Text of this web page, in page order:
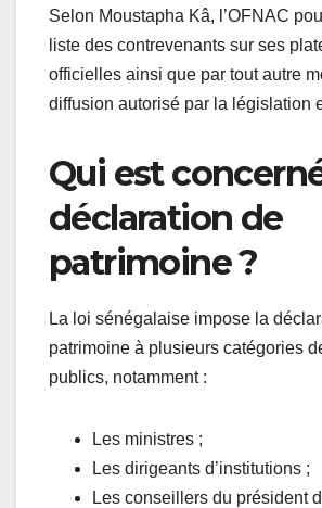
Selon Moustapha Kâ, l’OFNAC
liste des contrevenants sur ses
officielles ainsi que par tout autre
diffusion autorisé par la législation
Qui est
déclaration de
patrimoine ?
La loi sénégalaise impose la
patrimoine à plusieurs catégories
publics, notamment :
Les ministres ;
Les dirigeants d’institutions ;
Les conseillers du président